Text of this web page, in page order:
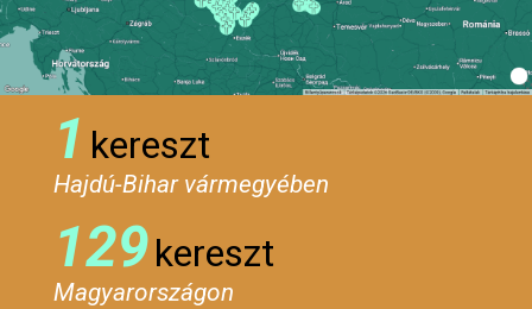
1 kereszt
Hajdú-Bihar vármegyében
129kereszt
Magyarországon